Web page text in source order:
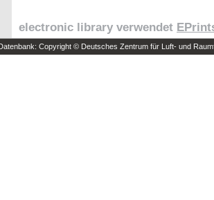
electronic library verwendet
Copyright © Deutsches Zentrum für Luft- und